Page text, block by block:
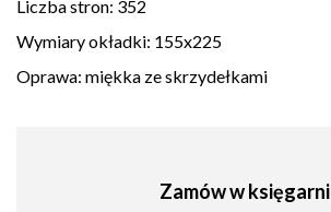
Liczba stron: 352
Wymiary okładki: 155x225
Oprawa: miękka ze skrzydełkami
Zamów w księgarni